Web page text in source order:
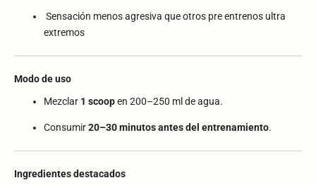
Sensación menos agresiva que otros pre entrenos ultra
extremos
Modo de uso
Mezclar 1 scoopen 200–250 ml de agua.
Consumir20–30 minutos antes del entrenamiento.
Ingredientes destacados